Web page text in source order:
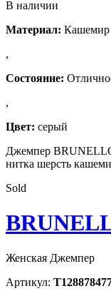
В наличии
Материал: Кашемир
,
Состояние:
,
Цвет: серый
Джемпер
нитка шерсть
Sold
Женская Джемпер
Артикул: